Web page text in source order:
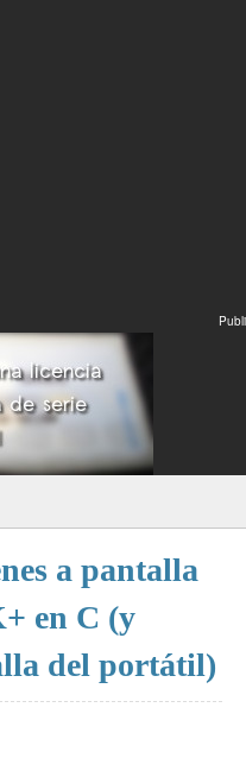
Publi
a pantalla
en C (y
del portátil)